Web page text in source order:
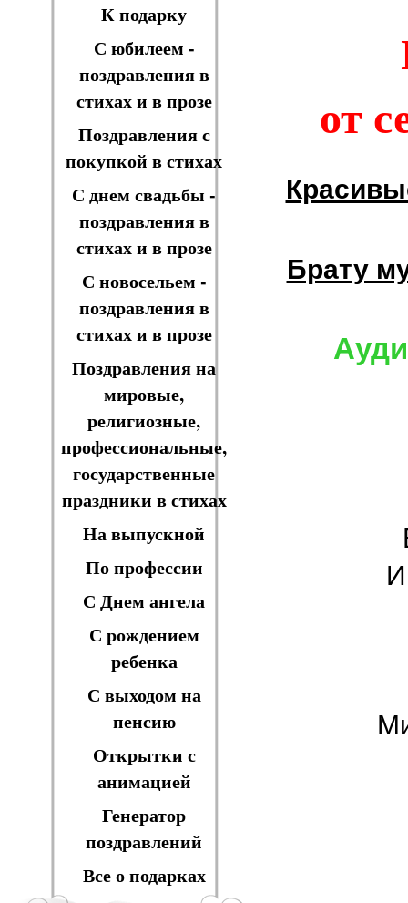
К подарку
С юбилеем -
поздравления в
стихах и в прозе
Поздравления с
покупкой в стихах
С днем свадьбы -
поздравления в
стихах и в прозе
С новосельем -
поздравления в
стихах и в прозе
Поздравления на
мировые,
религиозные,
профессиональные,
государственные
праздники в стихах
На выпускной
По профессии
С Днем ангела
С рождением
ребенка
С выходом на
пенсию
Открытки с
анимацией
Генератор
поздравлений
Все о подарках
от
Брату